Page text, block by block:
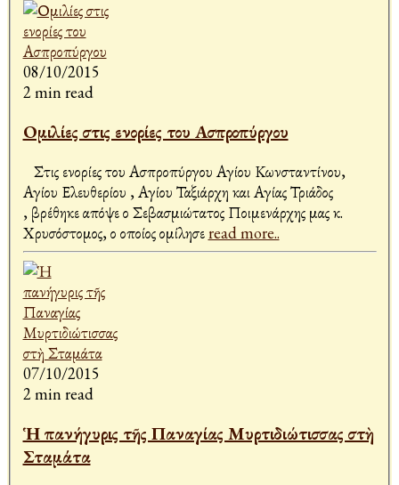
08/10/2015
2 min read
Ομιλίες στις ενορίες του Ασπροπύργου
Στις ενορίες του Ασπροπύργου Αγίου Κωνσταντίνου,
Αγίου Ελευθερίου , Αγίου Ταξιάρχη και Αγίας Τριάδος
, βρέθηκε απόψε ο Σεβασμιώτατος Ποιμενάρχης μας κ.
Χρυσόστομος, ο οποίος ομίλησεread more..
07/10/2015
2 min read
Ἡ πανήγυρις τῆς Παναγίας Μυρτιδιώτισσας στὴ
Σταμάτα